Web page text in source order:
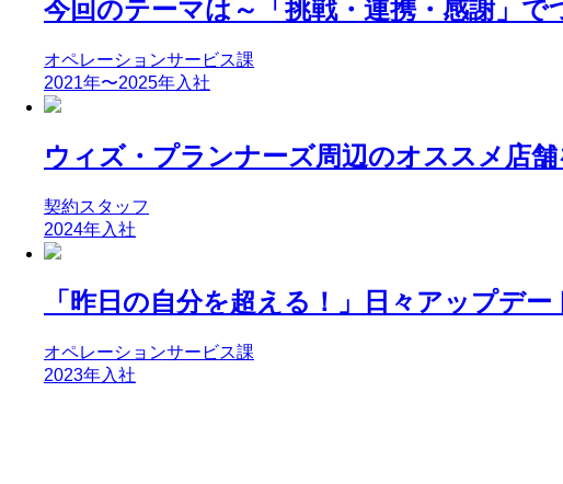
今回のテーマは～「挑戦・連携・感謝」で
オペレーションサービス課
2021年〜2025年入社
ウィズ・プランナーズ周辺のオススメ店舗
契約スタッフ
2024年入社
「昨日の自分を超える！」日々アップデ
オペレーションサービス課
2023年入社